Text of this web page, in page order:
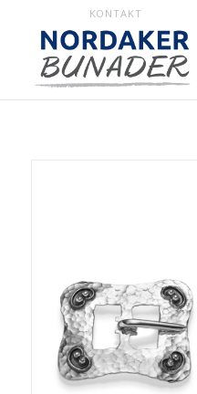
KONTAKT